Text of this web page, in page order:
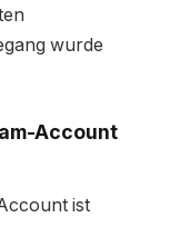
wurde
Account
ist